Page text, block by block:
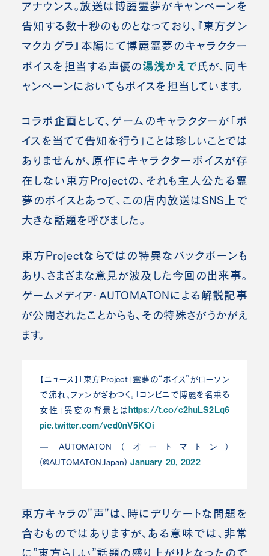
アナウンス。放送は博麗霊夢がキャンペーンを
告知する数十秒のものとなっており、『東方ダン
マクカグラ』本編にて博麗霊夢のキャラクター
ボイスを担当する声優の湯浅かえで 氏が、同キ
ャンペーンにおいてもボイスを担当しています。
コラボ企画として、ゲームのキャラクターが「ボ
イスを当てて告知を行う」ことは珍しいことでは
ありませんが、原作にキャラクターボイスが存
在しない東方Projectの、それも主人公たる霊
夢のボイスとあって、この店内放送はSNS上で
大きな話題を呼びました。
東方Projectならではの特異なバックボーンも
あり、さまざまな意見が波及した今回の出来事。
ゲームメディア・AUTOMATONによる解説記事
が公開されたことからも、その特殊さがうかがえ
ます。
【ニュース】「東方Project」霊夢の“ボイス”がローソン
で流れ、ファンがざわつく。「コンビニで博麗を名乗る
女性」異変の背景とはhttps://t.co/c2huLS2Lq6
pic.twitter.com/vcd0nV5KOi
— AUTOMATON（オートマトン）
(@AUTOMATONJapan) January 20, 2022
東方キャラの”声”は、時にデリケートな問題を
含むものではありますが、ある意味では、非常
に”東方らしい”話題の盛り上がりとなったので